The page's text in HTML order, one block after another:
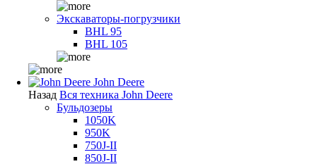
Экскаваторы-погрузчики
BHL 95
BHL 105
John Deere
Назад Вся техника John Deere
Бульдозеры
1050K
950K
750J-II
850J-II